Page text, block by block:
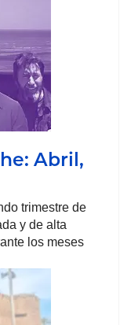
Abril,
trimestre de
y de alta
los meses